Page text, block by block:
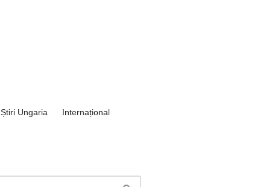
Știri Ungaria
Internațional